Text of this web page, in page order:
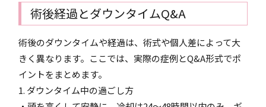
術後経過とダウンタイムQ&A
術後のダウンタイムや経過は、術式や個人差によって大
きく異なります。ここでは、実際の症例とQ&A形式でポ
イントをまとめます。
1. ダウンタイム中の過ごし方